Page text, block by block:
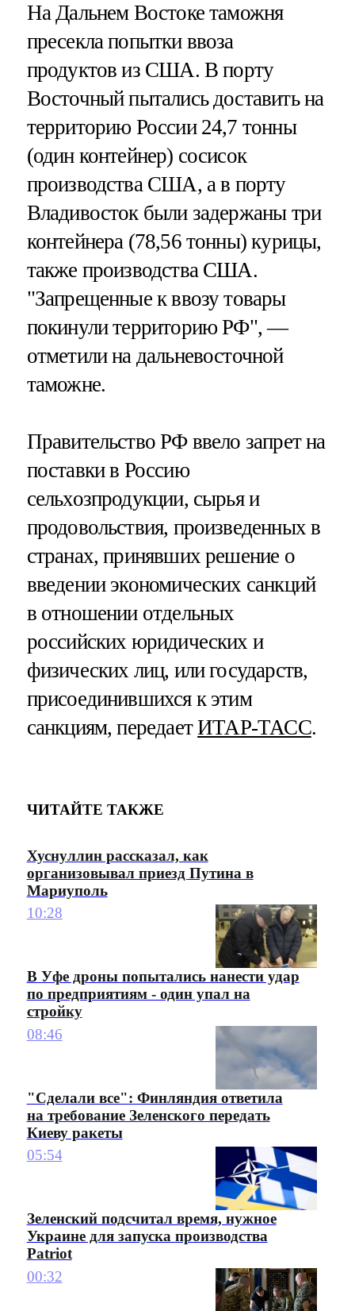
На Дальнем Востоке таможня
пресекла попытки ввоза
продуктов из США. В порту
Восточный пытались доставить на
территорию России 24,7 тонны
(один контейнер) сосисок
производства США, а в порту
Владивосток были задержаны три
контейнера (78,56 тонны) курицы,
также производства США.
"Запрещенные к ввозу товары
покинули территорию РФ", —
отметили на дальневосточной
таможне.
Правительство РФ ввело запрет на
поставки в Россию
сельхозпродукции, сырья и
продовольствия, произведенных в
странах, принявших решение о
введении экономических санкций
в отношении отдельных
российских юридических и
физических лиц, или государств,
присоединившихся к этим
санкциям, передаетИТАР-ТАСС.
ЧИТАЙТЕ ТАКЖЕ
Хуснуллин рассказал, как
организовывал приезд Путина в
Мариуполь
10:28
В Уфе дроны попытались нанести удар
по предприятиям - один упал на
стройку
08:46
"Сделали все": Финляндия ответила
на требование Зеленского передать
Киеву ракеты
05:54
Зеленский подсчитал время, нужное
Украине для запуска производства
Patriot
00:32